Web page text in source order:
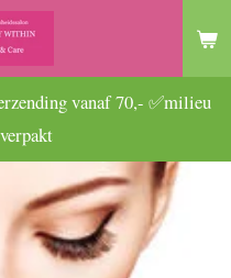
vanaf 70,- ✅milieu